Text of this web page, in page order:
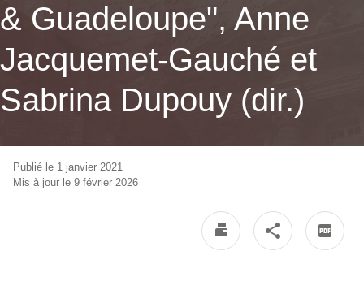
& Guadeloupe", Anne
Jacquemet-Gauché et
Sabrina Dupouy (dir.)
Publié le 1 janvier 2021
Mis à jour le 9 février 2026